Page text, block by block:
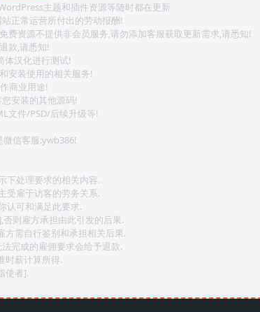
主题和插件资源等随时都在更新
正常运营所付出的劳动报酬!
费资源不提供非会员服务,请勿添加客服获取更新需求,请悉知!
款,请悉知!
体汉化进行测试!
安装使用的相关服务!
商业用途!
安装的其他源码!
文件/PSD/后续升级等!
微信客服:ywb386!
下处理要求的相关内容.
受雇于访客的劳务关系.
认可和满足此要求.
则雇方承担由此引发的后果.
需自行鉴别和承担相关后果.
完成的雇佣要求会给予退款.
时薪计算所得.
使者].